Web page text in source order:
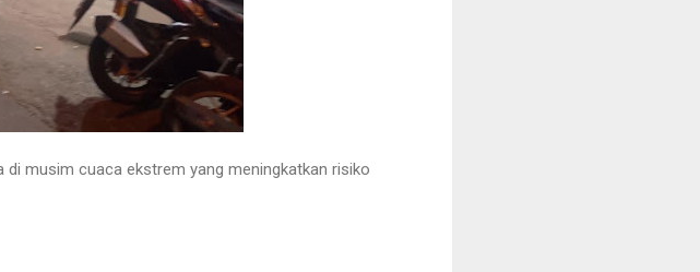
musim cuaca ekstrem yang meningkatkan risiko